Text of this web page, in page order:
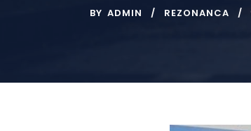
BY ADMIN REZONANCA